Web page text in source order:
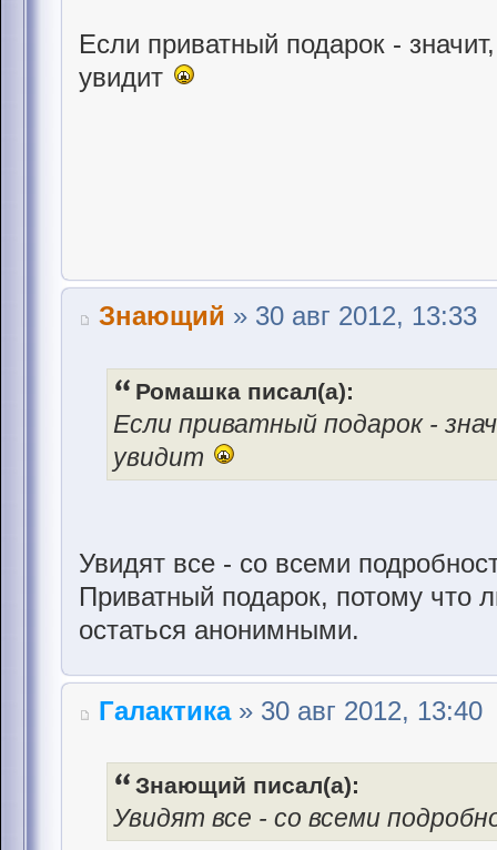
Если приватный подарок -
увидит
Знающий » 30 авг 2012, 13:33
Ромашка писал(а):
Если приватный подарок -
увидит
Увидят все - со всеми
Приватный подарок, потому что
остаться анонимными.
Галактика» 30 авг 2012, 13:40
Знающий писал(а):
Увидят все - со всеми